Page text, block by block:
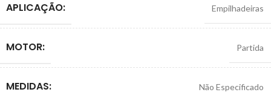
APLICAÇÃO: Empilhadeiras
MOTOR: Partida
MEDIDAS: Não Especificado